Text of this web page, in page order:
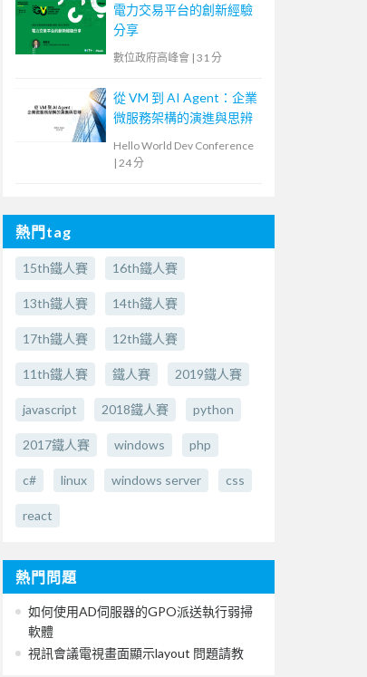
電力交易平台的創新經驗
分享
數位政府高峰會 | 31 分
從 VM 到 AI Agent：企業
微服務架構的演進與思辨
Hello World Dev Conference
| 24 分
熱門tag
15th鐵人賽 16th鐵人賽
13th鐵人賽 14th鐵人賽
17th鐵人賽 12th鐵人賽
11th鐵人賽 鐵人賽 2019鐵人賽
javascript 2018鐵人賽 python
2017鐵人賽 windows php
c# linux windows server css
react
熱門問題
如何使用AD伺服器的GPO派送執行弱掃
軟體
視訊會議電視畫面顯示layout 問題請教